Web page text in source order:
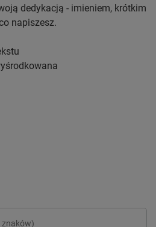
dedykacją - imieniem, krótkim
napiszesz.